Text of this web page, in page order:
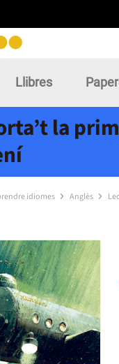
Llibres
la
idiomes Anglès